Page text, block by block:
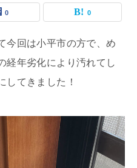
0 0
今回は小平市の方で、め
経年劣化により汚れてし
してきました！